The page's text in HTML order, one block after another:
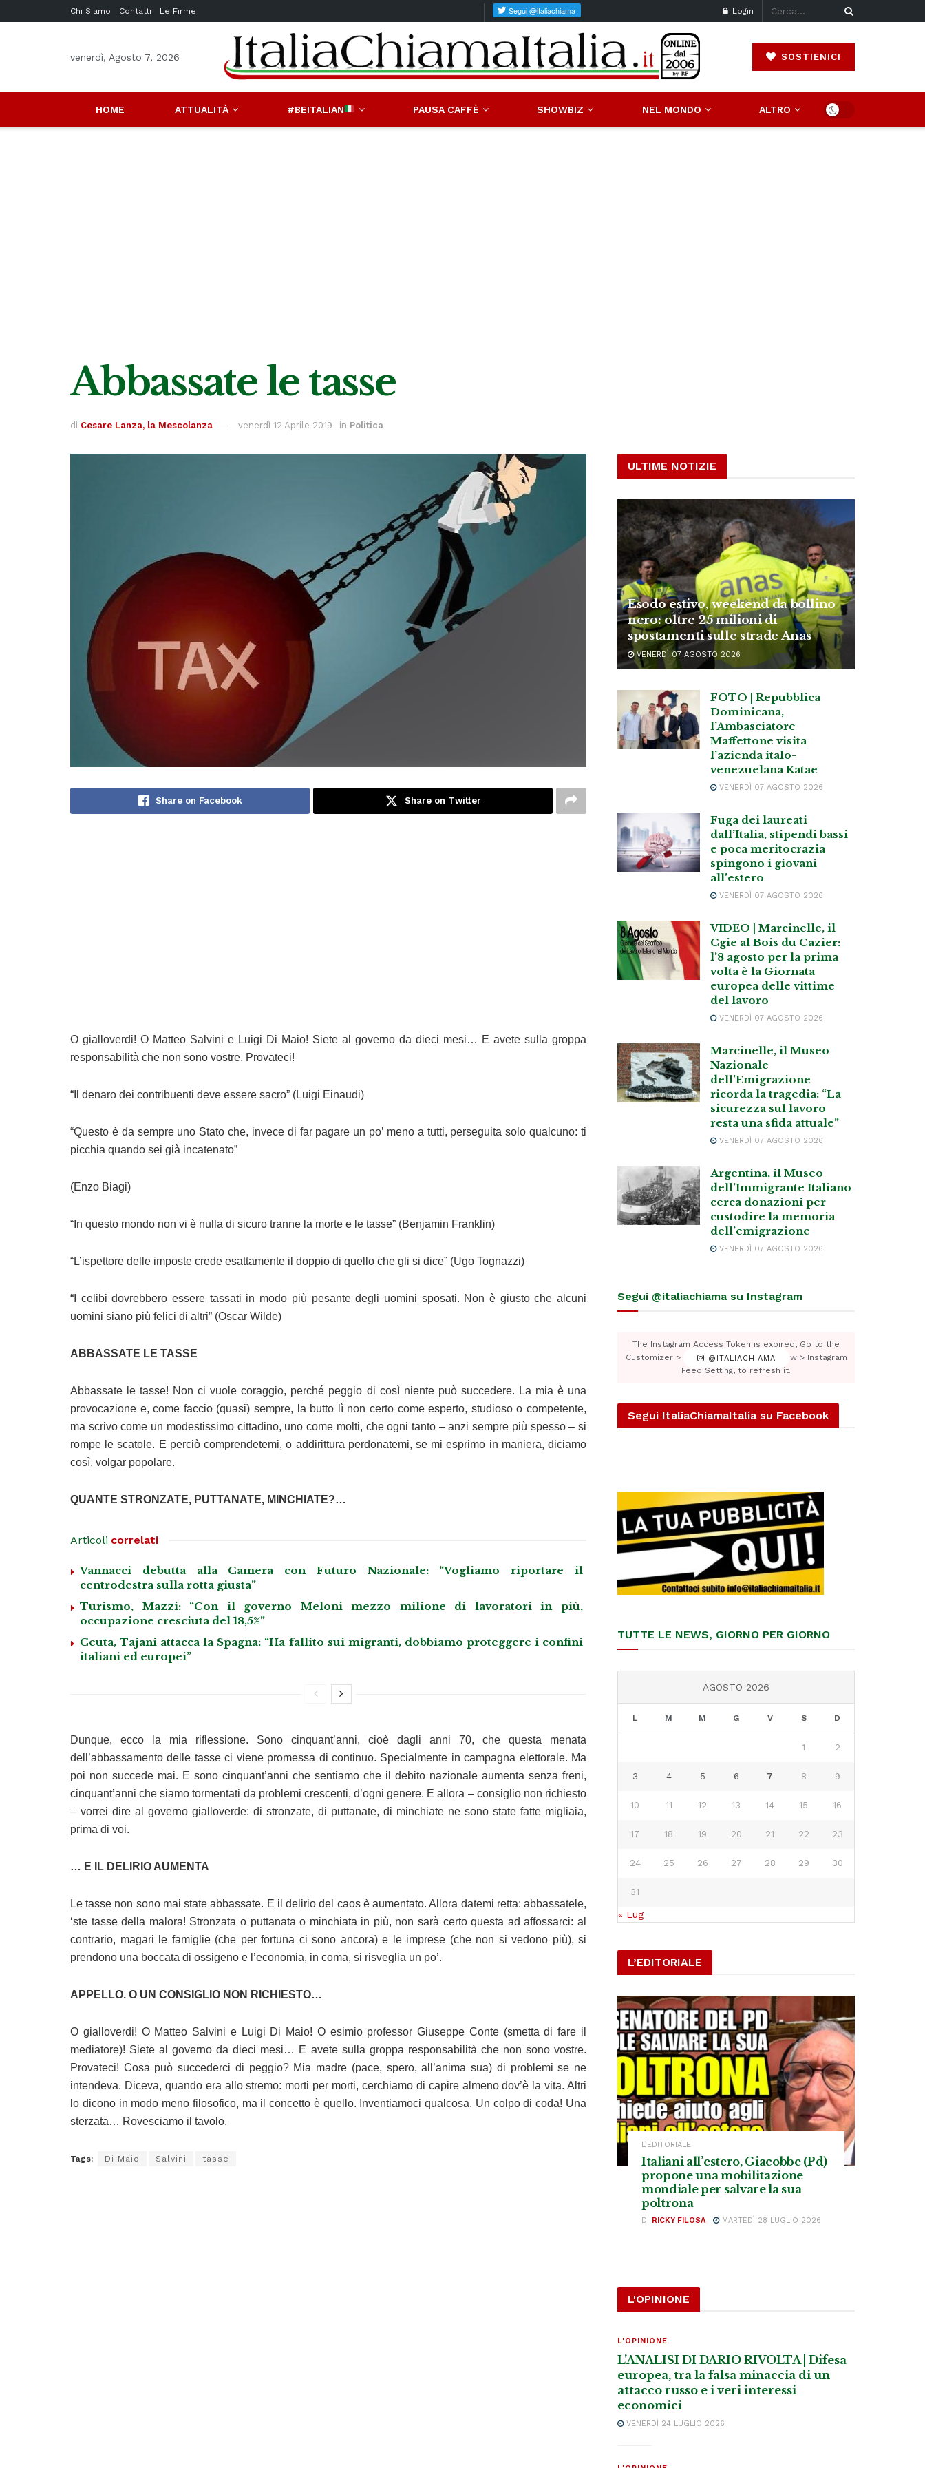
Chi Siamo Contatti Le Firme Login
venerdì, Agosto 7, 2026 SOSTIENICI
HOME ATTUALITÀ #BEITALIAN PAUSA CAFFÈ SHOWBIZ NEL MONDO ALTRO
Abbassate le tasse
di Cesare Lanza, la Mescolanza venerdì 12 Aprile 2019 in Politica
Share on Facebook Share on Twitter
O gialloverdi! O Matteo Salvini e Luigi Di Maio! Siete al governo da dieci mesi… E avete sulla groppa
responsabilità che non sono vostre. Provateci!
“Il denaro dei contribuenti deve essere sacro” (Luigi Einaudi)
“Questo è da sempre uno Stato che, invece di far pagare un po’ meno a tutti, perseguita solo qualcuno: ti
picchia quando sei già incatenato”
(Enzo Biagi)
“In questo mondo non vi è nulla di sicuro tranne la morte e le tasse” (Benjamin Franklin)
“L’ispettore delle imposte crede esattamente il doppio di quello che gli si dice” (Ugo Tognazzi)
“I celibi dovrebbero essere tassati in modo più pesante degli uomini sposati. Non è giusto che alcuni
uomini siano più felici di altri” (Oscar Wilde)
ABBASSATE LE TASSE
Abbassate le tasse! Non ci vuole coraggio, perché peggio di così niente può succedere. La mia è una
provocazione e, come faccio (quasi) sempre, la butto lì non certo come esperto, studioso o competente,
ma scrivo come un modestissimo cittadino, uno come molti, che ogni tanto – anzi sempre più spesso – si
rompe le scatole. E perciò comprendetemi, o addirittura perdonatemi, se mi esprimo in maniera, diciamo
così, volgar popolare.
QUANTE STRONZATE, PUTTANATE, MINCHIATE?…
Articoli correlati
Vannacci debutta alla Camera con Futuro Nazionale: “Vogliamo riportare il
centrodestra sulla rotta giusta”
Turismo, Mazzi: “Con il governo Meloni mezzo milione di lavoratori in più,
occupazione cresciuta del 18,5%”
Ceuta, Tajani attacca la Spagna: “Ha fallito sui migranti, dobbiamo proteggere i confini
italiani ed europei”
Dunque, ecco la mia riflessione. Sono cinquant’anni, cioè dagli anni 70, che questa menata
dell’abbassamento delle tasse ci viene promessa di continuo. Specialmente in campagna elettorale. Ma
poi non succede mai. E sono cinquant’anni che sentiamo che il debito nazionale aumenta senza freni,
cinquant’anni che siamo tormentati da problemi crescenti, d’ogni genere. E allora – consiglio non richiesto
– vorrei dire al governo gialloverde: di stronzate, di puttanate, di minchiate ne sono state fatte migliaia,
prima di voi.
… E IL DELIRIO AUMENTA
Le tasse non sono mai state abbassate. E il delirio del caos è aumentato. Allora datemi retta: abbassatele,
‘ste tasse della malora! Stronzata o puttanata o minchiata in più, non sarà certo questa ad affossarci: al
contrario, magari le famiglie (che per fortuna ci sono ancora) e le imprese (che non si vedono più), si
prendono una boccata di ossigeno e l’economia, in coma, si risveglia un po’.
APPELLO. O UN CONSIGLIO NON RICHIESTO…
O gialloverdi! O Matteo Salvini e Luigi Di Maio! O esimio professor Giuseppe Conte (smetta di fare il
mediatore)! Siete al governo da dieci mesi… E avete sulla groppa responsabilità che non sono vostre.
Provateci! Cosa può succederci di peggio? Mia madre (pace, spero, all’anima sua) di problemi se ne
intendeva. Diceva, quando era allo stremo: morti per morti, cerchiamo di capire almeno dov’è la vita. Altri
lo dicono in modo meno filosofico, ma il concetto è quello. Inventiamoci qualcosa. Un colpo di coda! Una
sterzata… Rovesciamo il tavolo.
Tags: Di Maio Salvini tasse
ULTIME NOTIZIE
Esodo estivo, weekend da bollino
nero: oltre 25 milioni di
spostamenti sulle strade Anas
VENERDÌ 07 AGOSTO 2026
FOTO | Repubblica
Dominicana,
l’Ambasciatore
Maffettone visita
l’azienda italo-
venezuelana Katae
VENERDÌ 07 AGOSTO 2026
Fuga dei laureati
dall’Italia, stipendi bassi
e poca meritocrazia
spingono i giovani
all’estero
VENERDÌ 07 AGOSTO 2026
VIDEO | Marcinelle, il
Cgie al Bois du Cazier:
l’8 agosto per la prima
volta è la Giornata
europea delle vittime
del lavoro
VENERDÌ 07 AGOSTO 2026
Marcinelle, il Museo
Nazionale
dell’Emigrazione
ricorda la tragedia: “La
sicurezza sul lavoro
resta una sfida attuale”
VENERDÌ 07 AGOSTO 2026
Argentina, il Museo
dell’Immigrante Italiano
cerca donazioni per
custodire la memoria
dell’emigrazione
VENERDÌ 07 AGOSTO 2026
Segui @italiachiama su Instagram
@ITALIACHIAMA
The Instagram Access Token is expired, Go to the
Customizer > JNews : Social, Like & View > Instagram
Feed Setting, to refresh it.
Segui ItaliaChiamaItalia su Facebook
TUTTE LE NEWS, GIORNO PER GIORNO
AGOSTO 2026
L M M G V S D
1 2
3 4 5 6 7 8 9
10 11 12 13 14 15 16
17 18 19 20 21 22 23
24 25 26 27 28 29 30
31
« Lug
L’EDITORIALE
L’EDITORIALE
Italiani all’estero, Giacobbe (Pd)
propone una mobilitazione
mondiale per salvare la sua
poltrona
DI RICKY FILOSA MARTEDÌ 28 LUGLIO 2026
L'OPINIONE
L'OPINIONE
L’ANALISI DI DARIO RIVOLTA | Difesa
europea, tra la falsa minaccia di un
attacco russo e i veri interessi
economici
VENERDÌ 24 LUGLIO 2026